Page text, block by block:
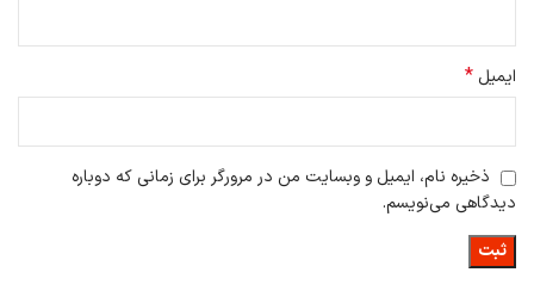
ایمیل *
ذخیره نام، ایمیل و وبسایت من در مرورگر برای زمانی که دوباره
دیدگاهی می‌نویسم.